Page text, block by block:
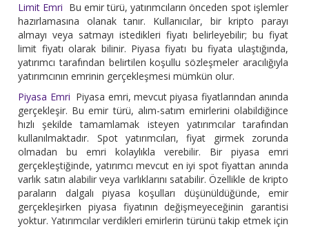
Limit Emri Bu emir türü, yatırımcıların önceden spot işlemler
hazırlamasına olanak tanır. Kullanıcılar, bir kripto parayı
almayı veya satmayı istedikleri fiyatı belirleyebilir; bu fiyat
limit fiyatı olarak bilinir. Piyasa fiyatı bu fiyata ulaştığında,
yatırımcı tarafından belirtilen koşullu sözleşmeler aracılığıyla
yatırımcının emrinin gerçekleşmesi mümkün olur.
Piyasa Emri Piyasa emri, mevcut piyasa fiyatlarından anında
gerçekleşir. Bu emir türü, alım-satım emirlerini olabildiğince
hızlı şekilde tamamlamak isteyen yatırımcılar tarafından
kullanılmaktadır. Spot yatırımcıları, fiyat girmek zorunda
olmadan bu emri kolaylıkla verebilir. Bir piyasa emri
gerçekleştiğinde, yatırımcı mevcut en iyi spot fiyattan anında
varlık satın alabilir veya varlıklarını satabilir. Özellikle de kripto
paraların dalgalı piyasa koşulları düşünüldüğünde, emir
gerçekleşirken piyasa fiyatının değişmeyeceğinin garantisi
yoktur. Yatırımcılar verdikleri emirlerin türünü takip etmek için